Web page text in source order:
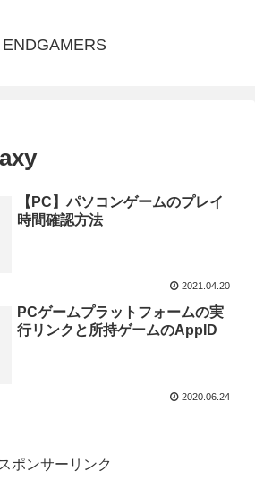
ENDGAMERS
【PC】パソコンゲームのプレイ
時間確認方法
2021.04.20
PCゲームプラットフォームの実
行リンクと所持ゲームのAppID
2020.06.24
スポンサーリンク